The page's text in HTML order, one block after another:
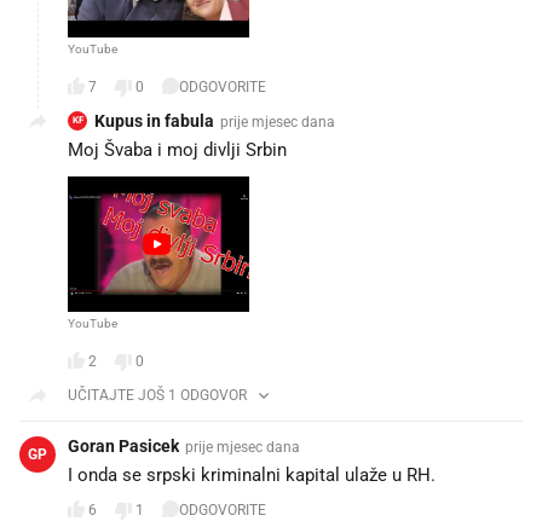
YouTube
7 0 ODGOVORITE
KF Kupus in fabula prije mjesec dana
YouTube
2
0
UČITAJTE JOŠ 1 ODGOVOR
GP Goran Pasicek prije mjesec dana
I onda se srpski kriminalni kapital ulaže u RH.
6 1 ODGOVORITE